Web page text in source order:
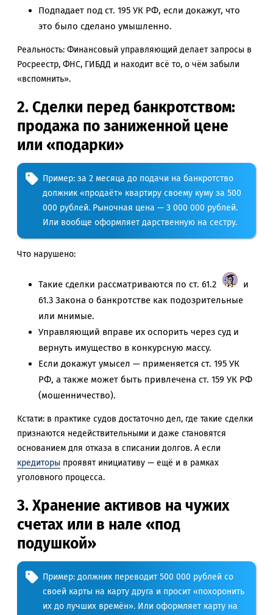
Подпадает под ст. 195 УК РФ, если докажут, что
это было сделано умышленно.
Реальность: Финансовый управляющий делает запросы в
Росреестр, ФНС, ГИБДД и находит всё то, о чём забыли
«вспомнить».
2. Сделки перед банкротством:
продажа по заниженной цене
или «подарки»
Пример: за 2 месяца до подачи на банкротство
должник «продаёт» квартиру своему куму за 500
000 рублей. Рыночная цена — 3 000 000 рублей.
Или вообще оформляет дарственную на сестру.
Что нарушено:
Такие сделки рассматриваются по ст. 61.2
и
61.3 Закона о банкротстве как подозрительные
или мнимые.
Управляющий вправе их оспорить через суд и
вернуть имущество в конкурсную массу.
Если докажут умысел — применяется ст. 195 УК
РФ, а также может быть привлечена ст. 159 УК РФ
(мошенничество).
Кстати: в практике судов достаточно дел, где такие сделки
признаются недействительными и даже становятся
основанием для отказа в списании долгов. А если
кредиторы проявят инициативу — ещё и в рамках
уголовного процесса.
3. Хранение активов на чужих
счетах или в нале «под
подушкой»
Пример: должник переводит 500 000 рублей со
своей карты на карту друга и просит «похоронить
их до лучших времён». Или оформляет карту на